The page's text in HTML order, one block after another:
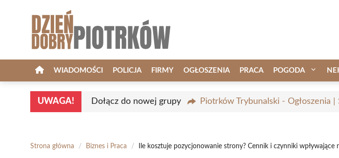
WIADOMOŚCI POLICJA FIRMY OGŁOSZENIA PRACA POGODA
UWAGA! Dołącz do nowej grupy Piotrków Trybunalski - Ogłoszenia
Strona główna / Biznes i Praca / Ile kosztuje pozycjonowanie strony? Cennik i czynniki wpływające